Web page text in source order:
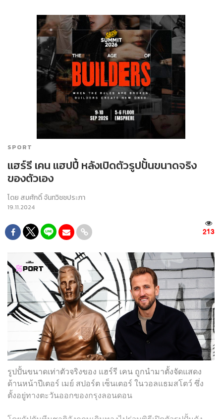
SPORT
แฮร์รี เคน แฮปปี้ หลังเปิดตัวรูปปั้นขนาดจริง
ของตัวเอง
โดย สมศักดิ์ จันทวิชชประภา
19.11.2024
213
รูปปั้นขนาดเท่าตัวจริงของ แฮร์รี เคน ถูกนำมาตั้งจัดแสดง
ด้านหน้าปีเตอร์ เมย์ สปอร์ต เซ็นเตอร์ ในวอลแธมสโตว์ ซึ่ง
ตั้งอยู่ทางตะวันออกของกรุงลอนดอน